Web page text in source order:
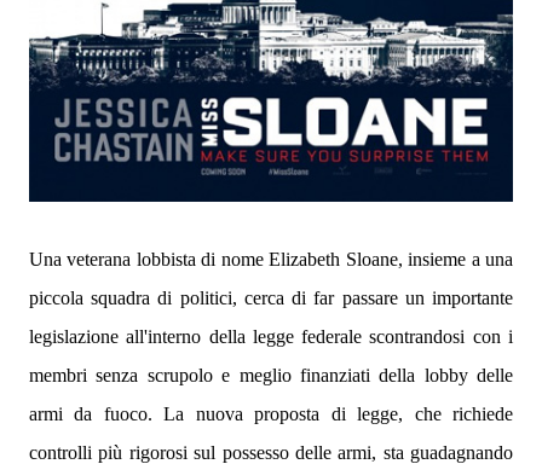
Una veterana lobbista di nome Elizabeth Sloane, insieme a una
piccola squadra di politici, cerca di far passare un importante
legislazione all'interno della legge federale scontrandosi con i
membri senza scrupolo e meglio finanziati della lobby delle
armi da fuoco. La nuova proposta di legge, che richiede
controlli più rigorosi sul possesso delle armi, sta guadagnando